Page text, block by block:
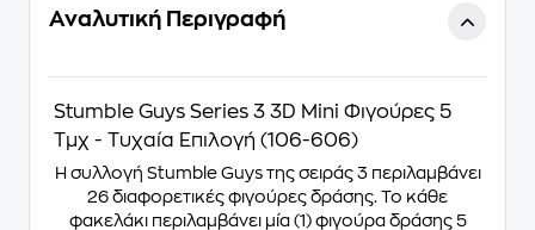
Αναλυτική Περιγραφή
Stumble Guys Series 3 3D Mini Φιγούρες 5
Τμχ - Τυχαία Επιλογή (106-606)
Η συλλογή Stumble Guys της σειράς 3 περιλαμβάνει
26 διαφορετικές φιγούρες δράσης. Το κάθε
φακελάκι περιλαμβάνει μία (1) φιγούρα δράσης 5